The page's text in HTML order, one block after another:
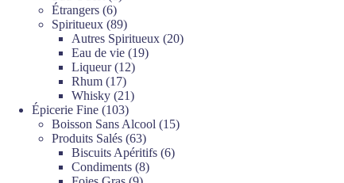
Étrangers 66
produits
Spiritueux 8989
produits
Autres Spiritueux 2020
Eau de vie 1919
Liqueur 1212
Rhum 1717
produits
Whisky 2121
Épicerie Fine 103103
produits
Boisson Sans Alcool 1515
Produits Salés 6363
produits
Biscuits Apéritifs 66
Condiments 88
9